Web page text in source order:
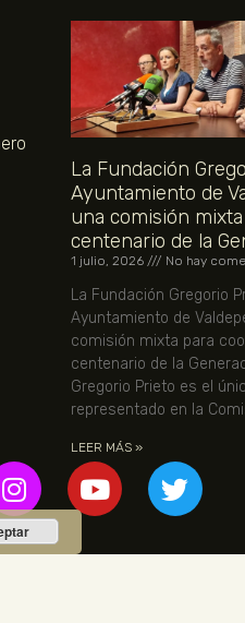
La Fundación
Ayuntamiento de
una comisión
centenario de la
1 julio, 2026 No hay
La Fundación Gregorio
Ayuntamiento de
comisión mixta para
centenario de la
Gregorio Prieto es el
representado en la
LEER MÁS »